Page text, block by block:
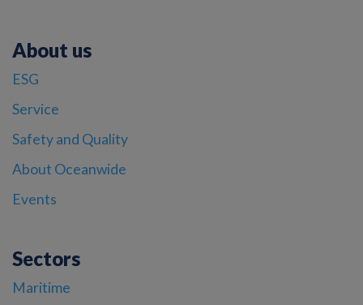
About us
ESG
Service
Safety and Quality
About Oceanwide
Events
Sectors
Maritime